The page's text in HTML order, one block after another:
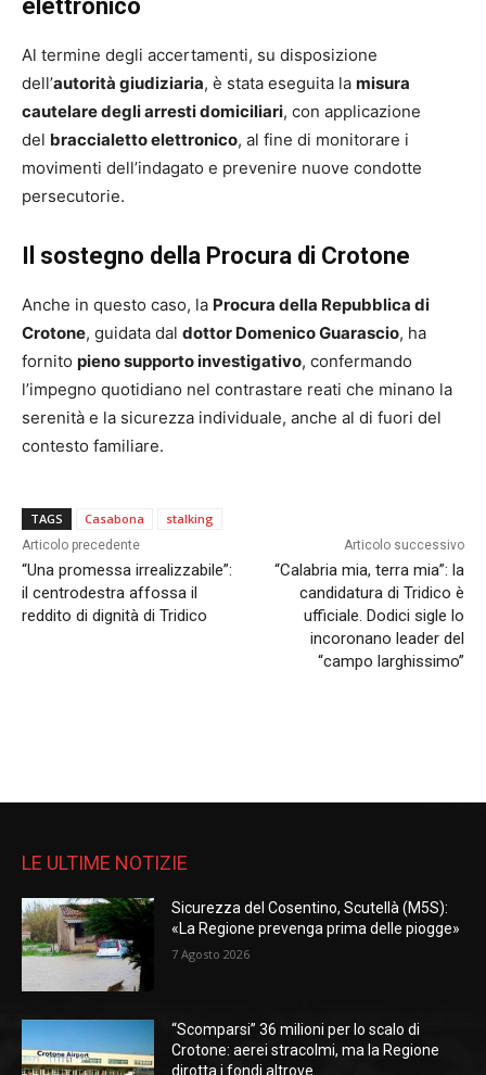
elettronico
Al termine degli accertamenti, su disposizione
dell’autorità giudiziaria, è stata eseguita la misura
cautelare degli arresti domiciliari, con applicazione
del braccialetto elettronico, al fine di monitorare i
movimenti dell’indagato e prevenire nuove condotte
persecutorie.
Il sostegno della Procura di Crotone
Anche in questo caso, la Procura della Repubblica di
Crotone, guidata dal dottor Domenico Guarascio, ha
fornito pieno supporto investigativo, confermando
l’impegno quotidiano nel contrastare reati che minano la
serenità e la sicurezza individuale, anche al di fuori del
contesto familiare.
TAGS Casabona stalking
Articolo precedente
“Una promessa irrealizzabile”:
il centrodestra affossa il
reddito di dignità di Tridico
Articolo successivo
“Calabria mia, terra mia”: la
candidatura di Tridico è
ufficiale. Dodici sigle lo
incoronano leader del
“campo larghissimo”
LE ULTIME NOTIZIE
Sicurezza del Cosentino, Scutellà (M5S):
«La Regione prevenga prima delle piogge»
7 Agosto 2026
“Scomparsi” 36 milioni per lo scalo di
Crotone: aerei stracolmi, ma la Regione
dirotta i fondi altrove